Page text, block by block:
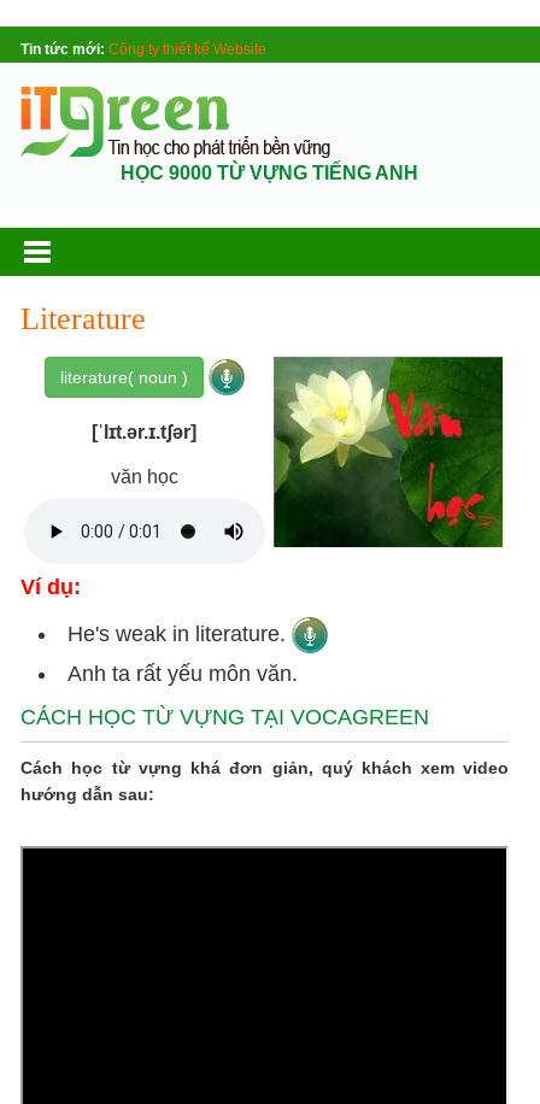
Tin tức mới: Công ty thiết kế Website
HỌC 9000 TỪ VỰNG TIẾNG ANH
Literature
literature( noun )
[ˈlɪt.ər.ɪ.tʃər]
văn học
Ví dụ:
He's weak in literature.
Anh ta rất yếu môn văn.
CÁCH HỌC TỪ VỰNG TẠI VOCAGREEN
Cách học từ vựng khá đơn giản, quý khách xem video
hướng dẫn sau: